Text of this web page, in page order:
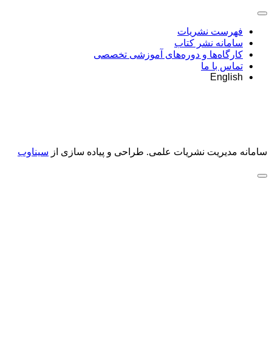
فهرست نشریات
سامانه نشر کتاب
کارگاه‌ها و دوره‌های آموزشی تخصصی
تماس با ما
English
سامانه مدیریت نشریات علمی. طراحی و پیاده سازی از سیناوب